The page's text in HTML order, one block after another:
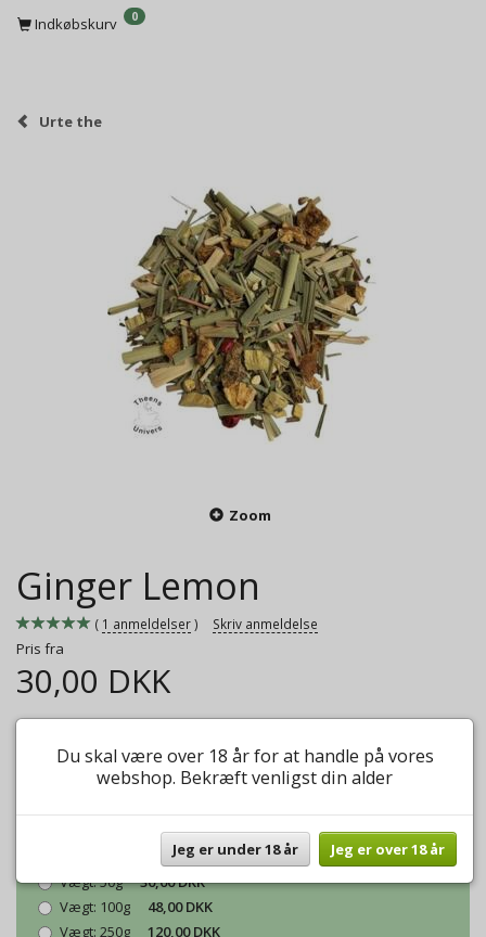
Indkøbskurv 0
Urte the
Zoom
Ginger Lemon
1 anmeldelser Skriv anmeldelse
Pris fra
30,00 DKK
Rigtig lækker og frisk urte the, med en blanding af ingefær og
citrongræs.
Mere information
Vægt:50g
30,00 DKK
Vægt: 100g
48,00 DKK
Vægt: 250g
120,00 DKK
Du skal være over 18 år for at handle på vores
webshop. Bekræft venligst din alder
Jeg er under 18 år Jeg er over 18 år